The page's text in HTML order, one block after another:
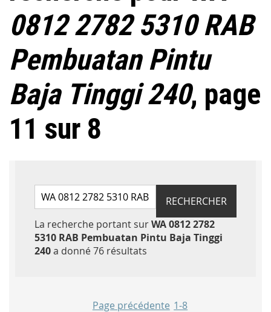
0812 2782 5310 RAB
Pembuatan Pintu
Baja Tinggi 240, page
11 sur 8
Rechercher par mots-clés
RECHERCHER
La recherche portant surWA 0812 2782
5310 RAB Pembuatan Pintu Baja Tinggi
240a donné 76 résultats
Page précédente 1-8